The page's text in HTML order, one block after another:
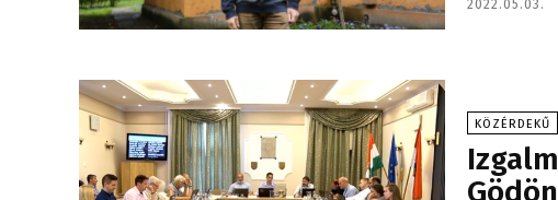
2022.05.03.
KÖZÉRDEKŰ